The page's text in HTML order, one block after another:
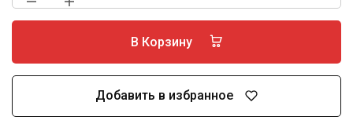
В Корзину
Добавить в избранное